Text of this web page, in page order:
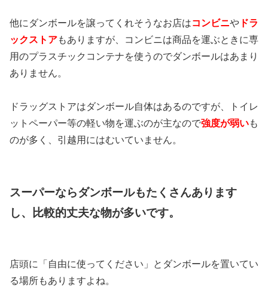
他にダンボールを譲ってくれそうなお店はコンビニや ドラ
ックストアもありますが、コンビニは商品を運ぶときに専
用のプラスチックコンテナを使うのでダンボールはあまり
ありません。
ドラッグストアはダンボール自体はあるのですが、トイレ
ットペーパー等の軽い物を運ぶのが主なので強度が弱いも
のが多く、引越用にはむいていません。
スーパーならダンボールもたくさんあります
し、比較的丈夫な物が多いです。
店頭に「自由に使ってください」とダンボールを置いてい
る場所もありますよね。